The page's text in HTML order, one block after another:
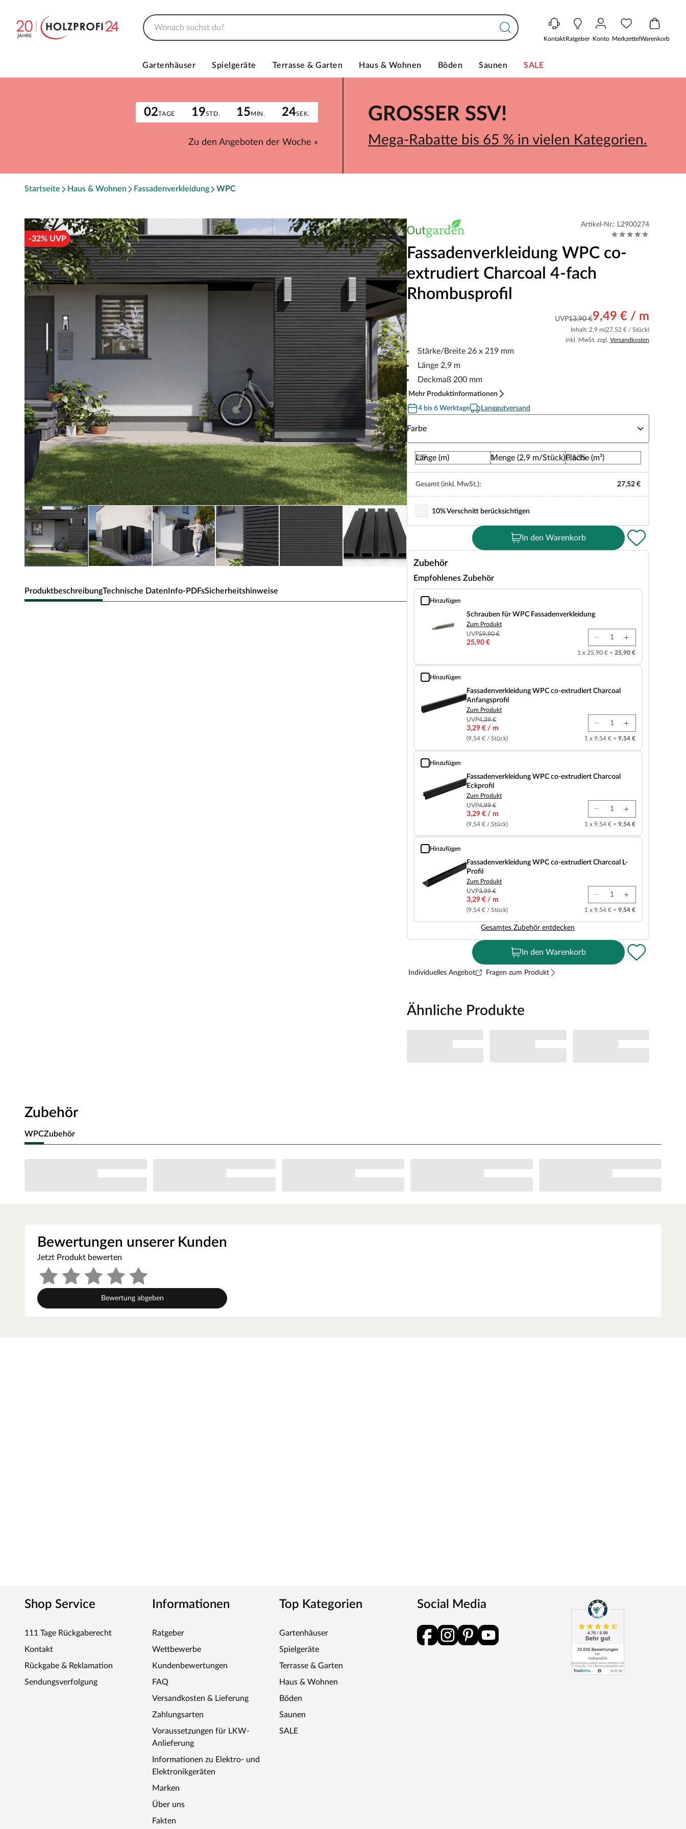
KontaktRatgeber Konto MerkzettelWarenkorb
Gartenhäuser Spielgeräte Terrasse & Garten Haus & Wohnen Böden Saunen SALE
02TAGE 19STD. 15MIN. 24SEK.
Zu den Angeboten der Woche »
GROSSER SSV!
Mega-Rabatte bis 65 % in vielen Kategorien.
Startseite Haus & Wohnen Fassadenverkleidung WPC
-32% UVP
ProduktbeschreibungTechnische DatenInfo-PDFsSicherheitshinweise
Artikel-Nr.: L2900274
Fassadenverkleidung WPC co-
extrudiert Charcoal 4-fach
Rhombusprofil
UVP13,90 €9,49 € / m
Inhalt: 2.9 m(27,52 € / Stück)
inkl. MwSt. zzgl. Versandkosten
Stärke/Breite 26 x 219 mm
Länge 2,9 m
Deckmaß 200 mm
Mehr Produktinformationen
4 bis 6 Werktage
Langgutversand
Wähle eine Farbe
Farbe
Länge (m) Menge (2,9 m/Stück)Fläche (m²)
Gesamt (inkl. MwSt.): 27,52 €
10% Verschnitt berücksichtigen
In den Warenkorb
Zubehör
Empfohlenes Zubehör
Hinzufügen
Schrauben für WPC Fassadenverkleidung
Schrauben für WPC Fassadenverkleidung
Zum Produkt
UVP59,90 €
25,90 €
1 x 25,90 € = 25,90 €
Hinzufügen
Fassadenverkleidung WPC co-extrudiert Charcoal Anfangsprofil
Fassadenverkleidung WPC co-extrudiert Charcoal
Anfangsprofil
Zum Produkt
UVP4,39 €
3,29 € / m
(9,54 € / Stück) 1 x 9,54 € = 9,54 €
Hinzufügen
Fassadenverkleidung WPC co-extrudiert Charcoal Eckprofil
Fassadenverkleidung WPC co-extrudiert Charcoal
Eckprofil
Zum Produkt
UVP4,99 €
3,29 € / m
(9,54 € / Stück) 1 x 9,54 € = 9,54 €
Hinzufügen
Fassadenverkleidung WPC co-extrudiert Charcoal L-Profil
Fassadenverkleidung WPC co-extrudiert Charcoal L-
Profil
Zum Produkt
UVP3,99 €
3,29 € / m
(9,54 € / Stück) 1 x 9,54 € = 9,54 €
Gesamtes Zubehör entdecken
In den Warenkorb
Individuelles Angebot Fragen zum Produkt
Ähnliche Produkte
Zubehör
WPCZubehör
Bewertungen unserer Kunden
Jetzt Produkt bewerten
Bewertung abgeben
Shop Service
111 Tage Rückgaberecht
Kontakt
Rückgabe & Reklamation
Sendungsverfolgung
Informationen
Ratgeber
Wettbewerbe
Kundenbewertungen
FAQ
Versandkosten & Lieferung
Zahlungsarten
Voraussetzungen für LKW-
Anlieferung
Informationen zu Elektro- und
Elektronikgeräten
Marken
Über uns
Fakten
Top Kategorien
Gartenhäuser
Spielgeräte
Terrasse & Garten
Haus & Wohnen
Böden
Saunen
SALE
Social Media